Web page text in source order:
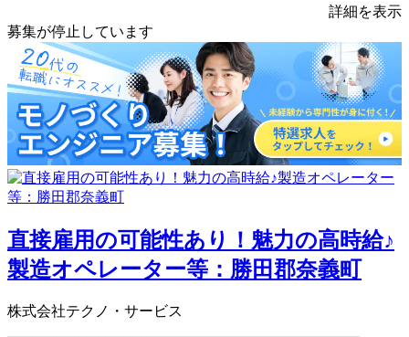
詳細を表示
募集が停止しています
直接雇用の可能性あり！魅力の高時給♪
製造オペレーター等：勝田郡奈義町
株式会社テクノ・サービス